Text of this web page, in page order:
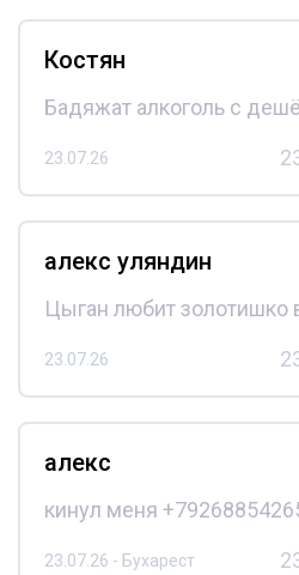
Костян
Бадяжат алкоголь с
23.07.26
алекс уляндин
Цыган любит золотишко
23.07.26
алекс
кинул меня
23.07.26 - Бухарест